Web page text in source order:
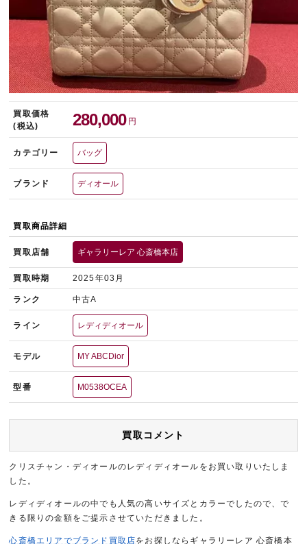
買取価格
(税込)
280,000 円
カテゴリー バッグ
ブランド ディオール
買取商品詳細
買取店舗 ギャラリーレア 心斎橋本店
買取時期 2025年03月
ランク 中古A
ライン レディディオール
モデル MY ABCDior
型番 M0538OCEA
買取コメント
クリスチャン・ディオールのレディディオールをお買い取りいたしま
した。
レディディオールの中でも人気の高いサイズとカラーでしたので、で
きる限りの金額をご提示させていただきました。
心斎橋エリアでブランド買取店をお探しならギャラリーレア 心斎橋本